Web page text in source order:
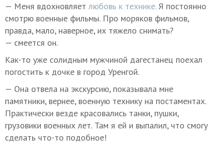
— Меня вдохновляетлюбовь к технике.Я постоянно
смотрю военные фильмы. Про моряков фильмов,
правда, мало, наверное, их тяжело снимать?
— смеется он.
Как-то уже солидным мужчиной дагестанец поехал
погостить к дочке в город Уренгой.
— Она отвела на экскурсию, показывала мне
памятники, вернее, военную технику на постаментах.
Практически везде красовались танки, пушки,
грузовики военных лет. Там я ей и выпалил, что смогу
сделать что-то подобное!